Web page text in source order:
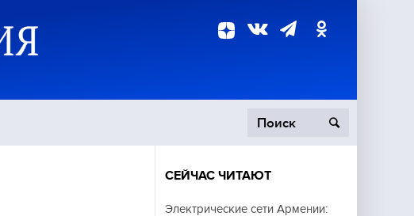
СЕЙЧАС ЧИТАЮТ
Электрические сети Армении: